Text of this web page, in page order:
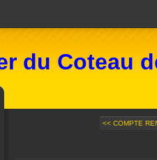
du Coteau
<< COMPTE